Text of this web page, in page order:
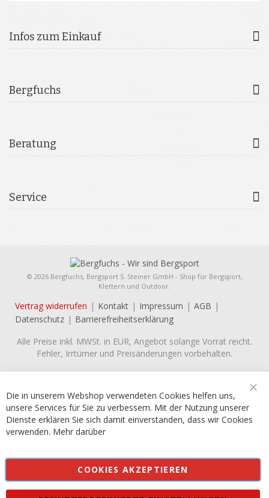
Infos zum Einkauf
Bergfuchs
Beratung
Service
© 2026 Bergfuchs, Bergsport S. Steiner GmbH - Shop für Bergsport,
Klettern und Outdoor.
Vertrag widerrufen Kontakt Impressum
AGB
Datenschutz
Barrierefreiheitserklärung
Alle Preise inkl. MWSt. in EUR, Angebot solange Vorrat reicht.
Fehler, Irrtümer und Preisänderungen vorbehalten.
Die in unserem Webshop verwendeten Cookies helfen uns,
unsere Services für Sie zu verbessern. Mit der Nutzung unserer
Dienste erklären Sie sich damit einverstanden, dass wir Cookies
verwenden. Mehr darüber
COOKIES AKZEPTIEREN